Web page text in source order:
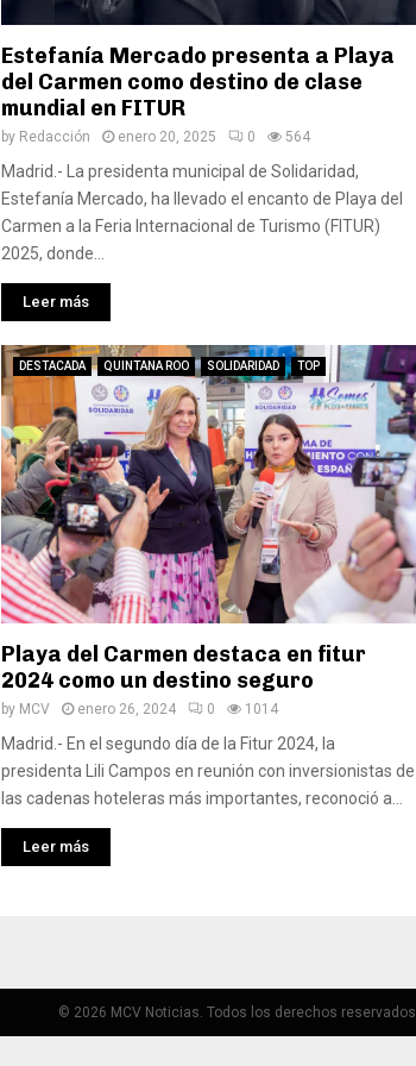
Estefanía Mercado presenta a Playa
del Carmen como destino de clase
mundial en FITUR
by Redacción enero 20, 2025 0 564
Madrid.- La presidenta municipal de Solidaridad,
Estefanía Mercado, ha llevado el encanto de Playa del
Carmen a la Feria Internacional de Turismo (FITUR)
2025, donde...
Leer más
DESTACADA QUINTANA ROO SOLIDARIDAD TOP
Playa del Carmen destaca en fitur
2024 como un destino seguro
by MCV enero 26, 2024 0 1014
Madrid.- En el segundo día de la Fitur 2024, la
presidenta Lili Campos en reunión con inversionistas de
las cadenas hoteleras más importantes, reconoció a...
Leer más
© 2026 MCV Noticias. Todos los derechos reservados.